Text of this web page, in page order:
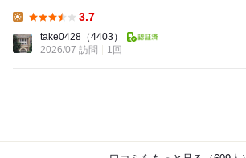
3.7
take0428 （4403）
2026/07 訪問
1回